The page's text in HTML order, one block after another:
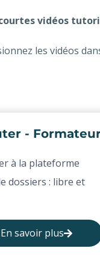
vidéos
les vidéos
-
à la plateforme
dossiers : libre et
En savoir plus